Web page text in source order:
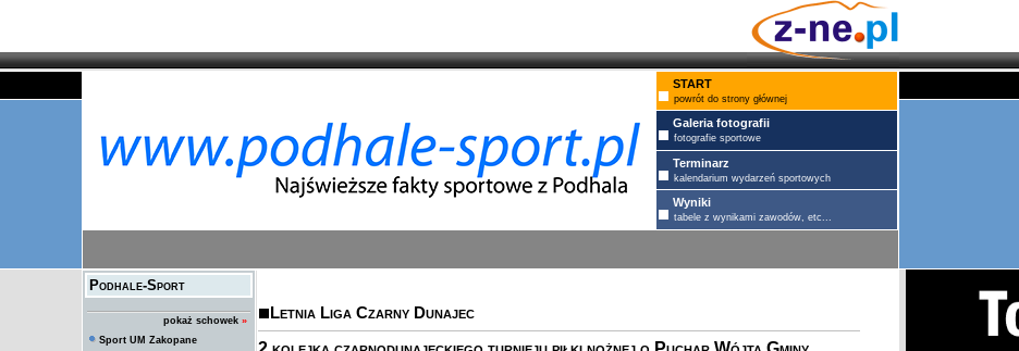
START
powrót do strony głównej
Galeria fotografii
fotografie sportowe
Terminarz
kalendarium wydarzeń sportowych
Wyniki
tabele z wynikami zawodów, etc...
Podhale-Sport
pokaż schowek »
Sport UM Zakopane
Letnia Liga Czarny Dunajec